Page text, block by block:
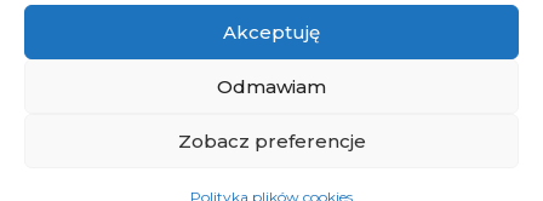
Akceptuję
Odmawiam
Zobacz preferencje
Polityka plików cookies
Klauzula informacyjna RODO
© 2026 Samorząd Województwa Opolskiego